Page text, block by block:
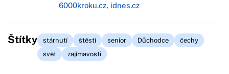
6000kroku.cz, idnes.cz
Štítky stárnutí štěstí senior Důchodce
čechy
svět
zajímavosti